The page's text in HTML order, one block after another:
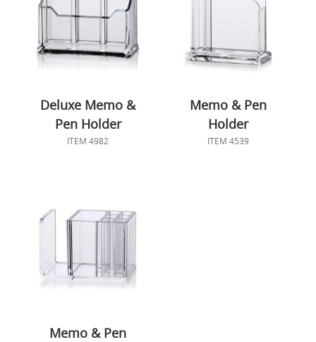
Deluxe Memo &
Pen Holder
ITEM 4982
Memo & Pen
Holder
ITEM 4539
Memo & Pen